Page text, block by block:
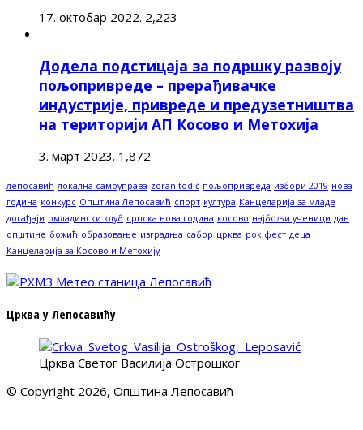
17. октобар 2022. 2,223
Додела подстицаја за подршку развоју
пољопривреде – прерађивачке
индустрије, привреде и предузетништва
на територији АП Косово и Метохија
3. март 2023. 1,872
лепосавић локална самоуправа zoran todić пољопривреда избори 2019 нова
година конкурс Општина Лепосавић спорт култура Канцеларија за младе
догађаји омладински клуб српска нова година косово најбољи ученици дан
општине божић образовање изградња сабор црква рок фест деца
Канцеларија за Косово и Метохију
Црква у Лепосавићу
Црква Светог Василија Острошког
© Copyright 2026, Општина Лепосавић